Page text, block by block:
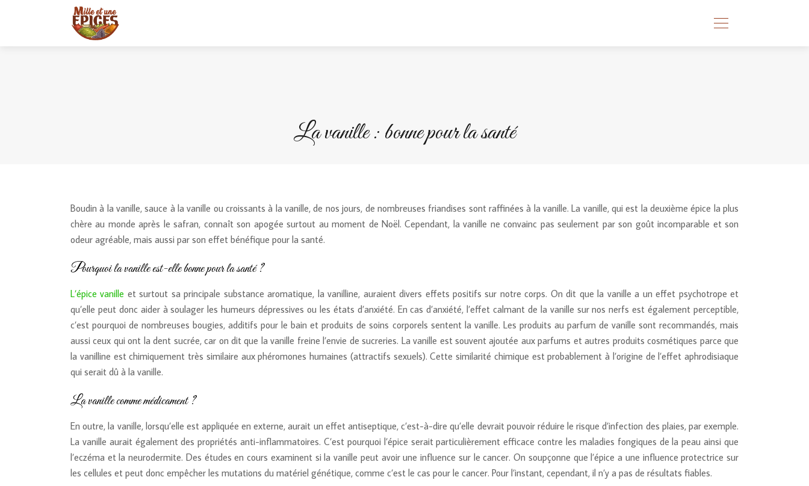
La vanille : bonne pour la santé
Boudin à la vanille, sauce à la vanille ou croissants à la vanille, de nos jours, de nombreuses friandises sont raffinées à la vanille. La vanille, qui est la deuxième épice la plus
chère au monde après le safran, connaît son apogée surtout au moment de Noël. Cependant, la vanille ne convainc pas seulement par son goût incomparable et son
odeur agréable, mais aussi par son effet bénéfique pour la santé.
Pourquoi la vanille est-elle bonne pour la santé ?
L’épice vanille et surtout sa principale substance aromatique, la vanilline, auraient divers effets positifs sur notre corps. On dit que la vanille a un effet psychotrope et
qu’elle peut donc aider à soulager les humeurs dépressives ou les états d’anxiété. En cas d’anxiété, l’effet calmant de la vanille sur nos nerfs est également perceptible,
c’est pourquoi de nombreuses bougies, additifs pour le bain et produits de soins corporels sentent la vanille. Les produits au parfum de vanille sont recommandés, mais
aussi ceux qui ont la dent sucrée, car on dit que la vanille freine l’envie de sucreries. La vanille est souvent ajoutée aux parfums et autres produits cosmétiques parce que
la vanilline est chimiquement très similaire aux phéromones humaines (attractifs sexuels). Cette similarité chimique est probablement à l’origine de l’effet aphrodisiaque
qui serait dû à la vanille.
La vanille comme médicament ?
En outre, la vanille, lorsqu’elle est appliquée en externe, aurait un effet antiseptique, c’est-à-dire qu’elle devrait pouvoir réduire le risque d’infection des plaies, par exemple.
La vanille aurait également des propriétés anti-inflammatoires. C’est pourquoi l’épice serait particulièrement efficace contre les maladies fongiques de la peau ainsi que
l’eczéma et la neurodermite. Des études en cours examinent si la vanille peut avoir une influence sur le cancer. On soupçonne que l’épice a une influence protectrice sur
les cellules et peut donc empêcher les mutations du matériel génétique, comme c’est le cas pour le cancer. Pour l’instant, cependant, il n’y a pas de résultats fiables.